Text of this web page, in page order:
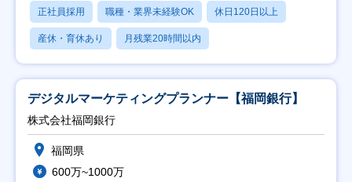
正社員採用 職種・業界未経験OK 休日120日以上
産休・育休あり 月残業20時間以内
デジタルマーケティングプランナー【福岡銀行】
株式会社福岡銀行
福岡県
600万~1000万